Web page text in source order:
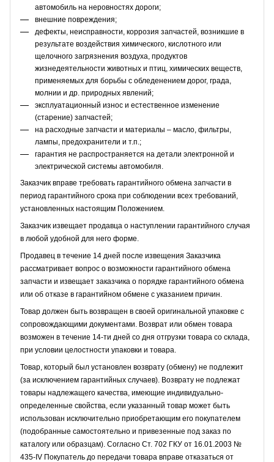
автомобиль на неровностях дороги;
внешние повреждения;
дефекты, неисправности, коррозия запчастей, возникшие в
результате воздействия химического, кислотного или
щелочного загрязнения воздуха, продуктов
жизнедеятельности животных и птиц, химических веществ,
применяемых для борьбы с обледенением дорог, града,
молнии и др. природных явлений;
эксплуатационный износ и естественное изменение
(старение) запчастей;
на расходные запчасти и материалы – масло, фильтры,
лампы, предохранители и т.п.;
гарантия не распространяется на детали электронной и
электрической системы автомобиля.
Заказчик вправе требовать гарантийного обмена запчасти в
период гарантийного срока при соблюдении всех требований,
установленных настоящим Положением.
Заказчик извещает продавца о наступлении гарантийного случая
в любой удобной для него форме.
Продавец в течение 14 дней после извещения Заказчика
рассматривает вопрос о возможности гарантийного обмена
запчасти и извещает заказчика о порядке гарантийного обмена
или об отказе в гарантийном обмене с указанием причин.
Товар должен быть возвращен в своей оригинальной упаковке с
сопровождающими документами. Возврат или обмен товара
возможен в течение 14-ти дней со дня отгрузки товара со склада,
при условии целостности упаковки и товара.
Товар, который был установлен возврату (обмену) не подлежит
(за исключением гарантийных случаев). Возврату не подлежат
товары надлежащего качества, имеющие индивидуально-
определенные свойства, если указанный товар может быть
использован исключительно приобретающим его покупателем
(подобранные самостоятельно и привезенные под заказ по
каталогу или образцам). Согласно Ст. 702 ГКУ от 16.01.2003 №
435-IV Покупатель до передачи товара вправе отказаться от